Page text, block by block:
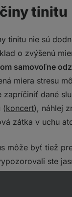
tinitu
tinitu nie sú
o zvýšenú
samovoľne
miera stresu
zapríčiniť dané
(koncert), náhlej
zátka v uchu
môže byť tiež
ste
systému,
choroba,